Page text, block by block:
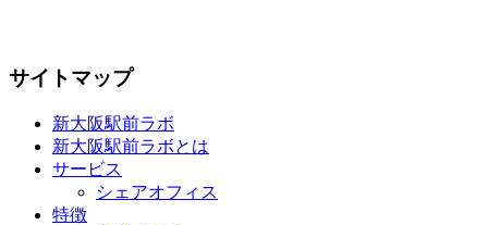
サイトマップ
新大阪駅前ラボ
新大阪駅前ラボとは
サービス
シェアオフィス
特徴